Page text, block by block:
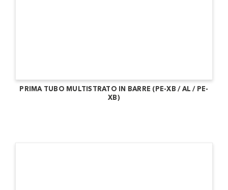
PRIMA TUBO MULTISTRATO IN BARRE (PE-XB / AL / PE-
XB)